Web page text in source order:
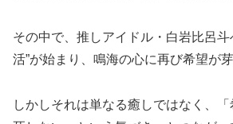
その中で、推しアイドル・白岩比呂斗
活”が始まり、鳴海の心に再び希望が芽
しかしそれは単なる癒しではなく、